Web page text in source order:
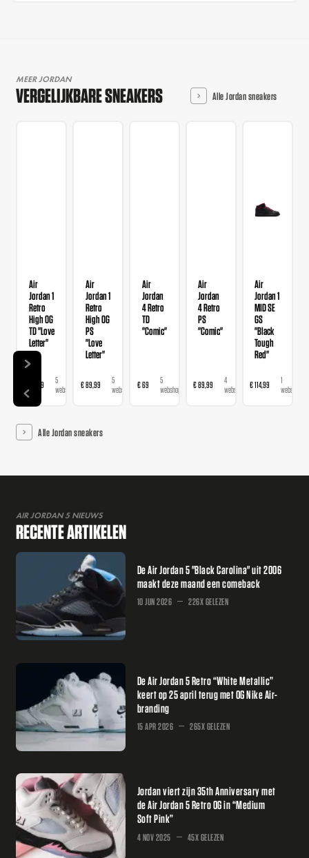
MEER JORDAN
VERGELIJKBARE SNEAKERS Alle Jordan sneakers
Air
Jordan 1
Retro
High OG
TD "Love
Letter"
€ 69,99
5
webshops
Air
Jordan 1
Retro
High OG
PS
"Love
Letter"
€ 89,99
5
webshops
Air
Jordan
4 Retro
TD
"Comic"
€ 69
5
webshops
Air
Jordan
4 Retro
PS
"Comic"
€ 89,99
4
webshops
Air
Jordan 1
MID SE
GS
"Black
Tough
Red"
€ 114,99
1
webshop
Alle Jordan sneakers
AIR JORDAN 5 NIEUWS
RECENTE ARTIKELEN
De Air Jordan 5 "Black Carolina" uit 2006
maakt deze maand een comeback
10 JUN 2026 226X GELEZEN
De Air Jordan 5 Retro “White Metallic”
keert op 25 april terug met OG Nike Air-
branding
15 APR 2026 265X GELEZEN
Jordan viert zijn 35th Anniversary met
de Air Jordan 5 Retro OG in “Medium
Soft Pink”
4 NOV 2025 45X GELEZEN